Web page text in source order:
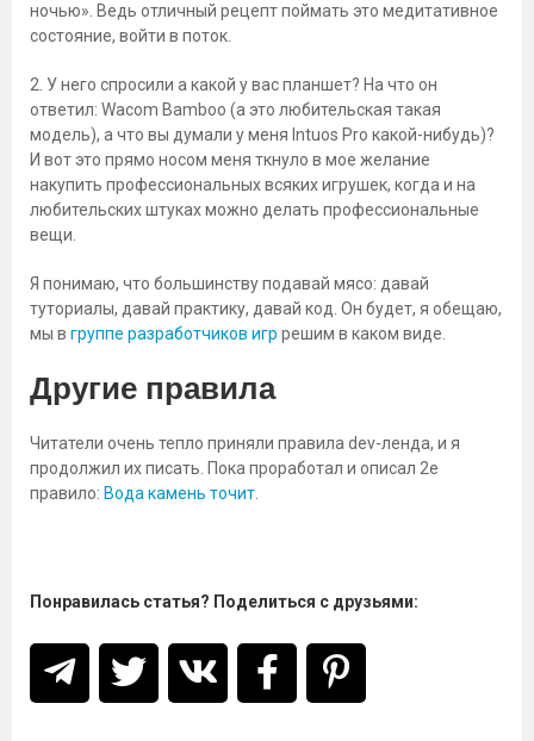
ночью». Ведь отличный рецепт поймать это медитативное
состояние, войти в поток.
2. У него спросили а какой у вас планшет? На что он
ответил: Wacom Bamboo (а это любительская такая
модель), а что вы думали у меня Intuos Pro какой-нибудь)?
И вот это прямо носом меня ткнуло в мое желание
накупить профессиональных всяких игрушек, когда и на
любительских штуках можно делать профессиональные
вещи.
Я понимаю, что большинству подавай мясо: давай
туториалы, давай практику, давай код. Он будет, я обещаю,
мы в группе разработчиков игр решим в каком виде.
Другие правила
Читатели очень тепло приняли правила dev-ленда, и я
продолжил их писать. Пока проработал и описал 2е
правило: Вода камень точит.
Понравилась статья? Поделиться с друзьями: